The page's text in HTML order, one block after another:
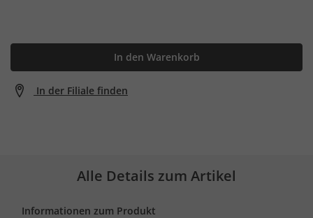
In den Warenkorb
In der Filiale finden
Alle Details zum Artikel
Informationen zum Produkt